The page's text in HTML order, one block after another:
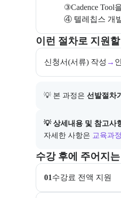
③Cadence Tool
이런 절차로 지원
교육과정 지원 절차와
신청서(서류) 작성 →
💡 본 과정은 선발절차
💡 상세내용 및 참고사
아래에는 지원 절차의
자세한 사항은 교육과
수강 후에 주어지
교육과정 수강 시 제공
01수강료 전액 지원